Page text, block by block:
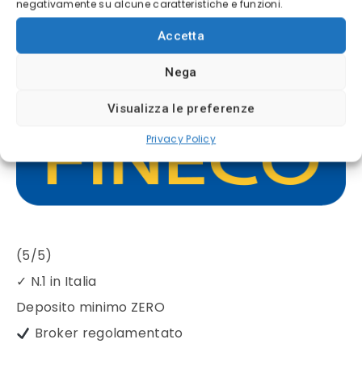
negativamente su alcune caratteristiche e funzioni.
Accetta
Nega
Visualizza le preferenze
Privacy Policy
denaro quando si negoziano CFD con questo
fornitore
(5/5)
✓ N.1 in Italia
Deposito minimo ZERO
Broker regolamentato